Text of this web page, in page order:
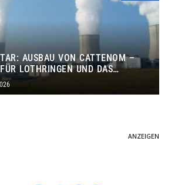
AUSBAU VON CATTENOM –
LOTHRINGEN UND DAS
ANZEIGEN